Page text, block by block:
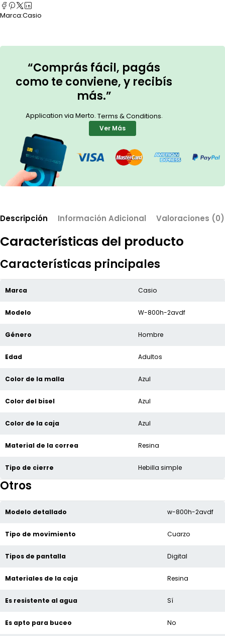
Marca:Casio
“Comprás fácil, pagás
como te conviene, y recibís
más.”
Application via Merto. Terms & Conditions.
Ver Más
Descripción Información Adicional Valoraciones (0)
Características del producto
Características principales
Marca Casio
Modelo W-800h-2avdf
Género Hombre
Edad Adultos
Color de la malla Azul
Color del bisel Azul
Color de la caja Azul
Material de la correa Resina
Tipo de cierre Hebilla simple
Otros
Modelo detallado w-800h-2avdf
Tipo de movimiento Cuarzo
Tipos de pantalla Digital
Materiales de la caja Resina
Es resistente al agua Sí
Es apto para buceo No